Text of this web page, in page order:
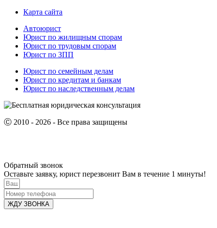
Карта сайта
Автоюрист
Юрист по жилищным спорам
Юрист по трудовым спорам
Юрист по ЗПП
Юрист по семейным делам
Юрист по кредитам и банкам
Юрист по наследственным делам
Ⓒ 2010 - 2026 - Все права защищены
Обратный звонок
Оставьте заявку, юрист перезвонит Вам в течение 1 минуты!
ЖДУ ЗВОНКА